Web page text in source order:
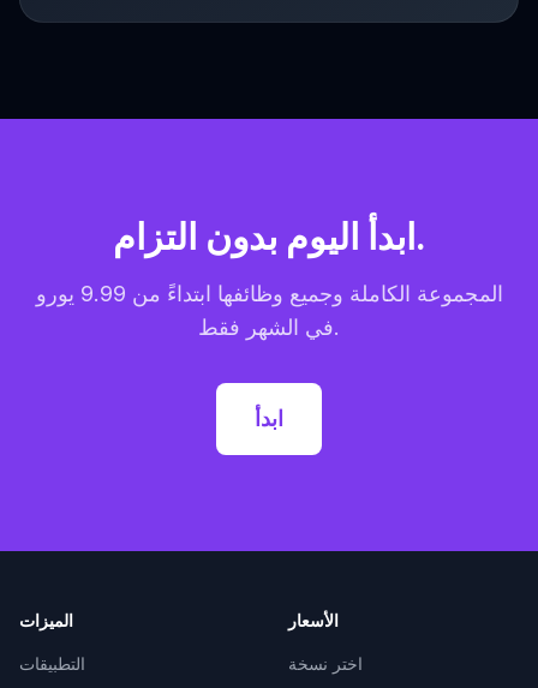
ابدأ اليوم بدون التزام.
المجموعة الكاملة وجميع وظائفها ابتداءً من 9.99 يورو
في الشهر فقط.
ابدأ
الميزات
التطبيقات
الأسعار
اختر نسخة